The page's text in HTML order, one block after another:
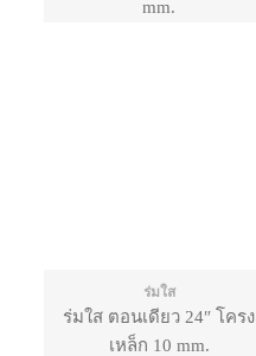
mm.
ร่มใส
ร่มใส ตอนเดียว 24″ โครง
เหล็ก 10 mm.